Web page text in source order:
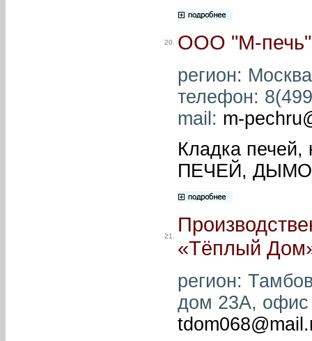
20. ООО "М-печь"
регион:
телефон:
mail: m-
Кладка
ПЕЧЕЙ,
21.
«Тёплый
регион:
дом 23А, офис